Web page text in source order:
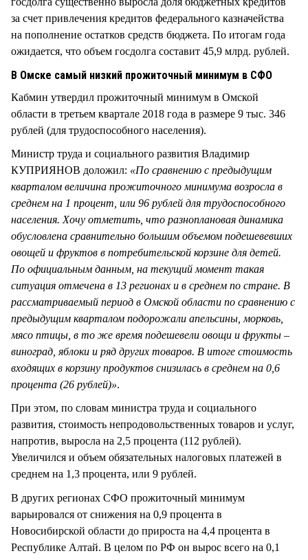
за счет привлечения кредитов федерального казначейства
на пополнение остатков средств бюджета. По итогам года
ожидается, что объем госдолга составит 45,9 млрд. рублей.
В Омске самый низкий прожиточный минимум в СФО
Кабмин утвердил прожиточный минимум в Омской
области в третьем квартале 2018 года в размере 9 тыс. 346
рублей (для трудоспособного населения).
Министр труда и социального развития Владимир
КУПРИЯНОВ доложил: «По сравнению с предыдущим
кварталом величина прожиточного минимума возросла в
среднем на 1 процент, или 96 рублей для трудоспособного
населения. Хочу отметить, что разноплановая динамика
обусловлена сравнительно большим объемом подешевевших
овощей и фруктов в потребительской корзине для детей.
По официальным данным, на текущий момент такая
ситуация отмечена в 13 регионах и в среднем по стране. В
рассматриваемый период в Омской области по сравнению с
предыдущим кварталом подорожали апельсины, морковь,
мясо птицы, в то же время подешевели овощи и фрукты –
виноград, яблоки и ряд других товаров. В итоге стоимость
входящих в корзину продуктов снизилась в среднем на 0,6
процента (26 рублей)».
При этом, по словам министра труда и социального
развития, стоимость непродовольственных товаров и услуг,
напротив, выросла на 2,5 процента (112 рублей).
Увеличился и объем обязательных налоговых платежей в
среднем на 1,3 процента, или 9 рублей.
В других регионах СФО прожиточный минимум
варьировался от снижения на 0,9 процента в
Новосибирской области до прироста на 4,4 процента в
Республике Алтай. В целом по РФ он вырос всего на 0,1